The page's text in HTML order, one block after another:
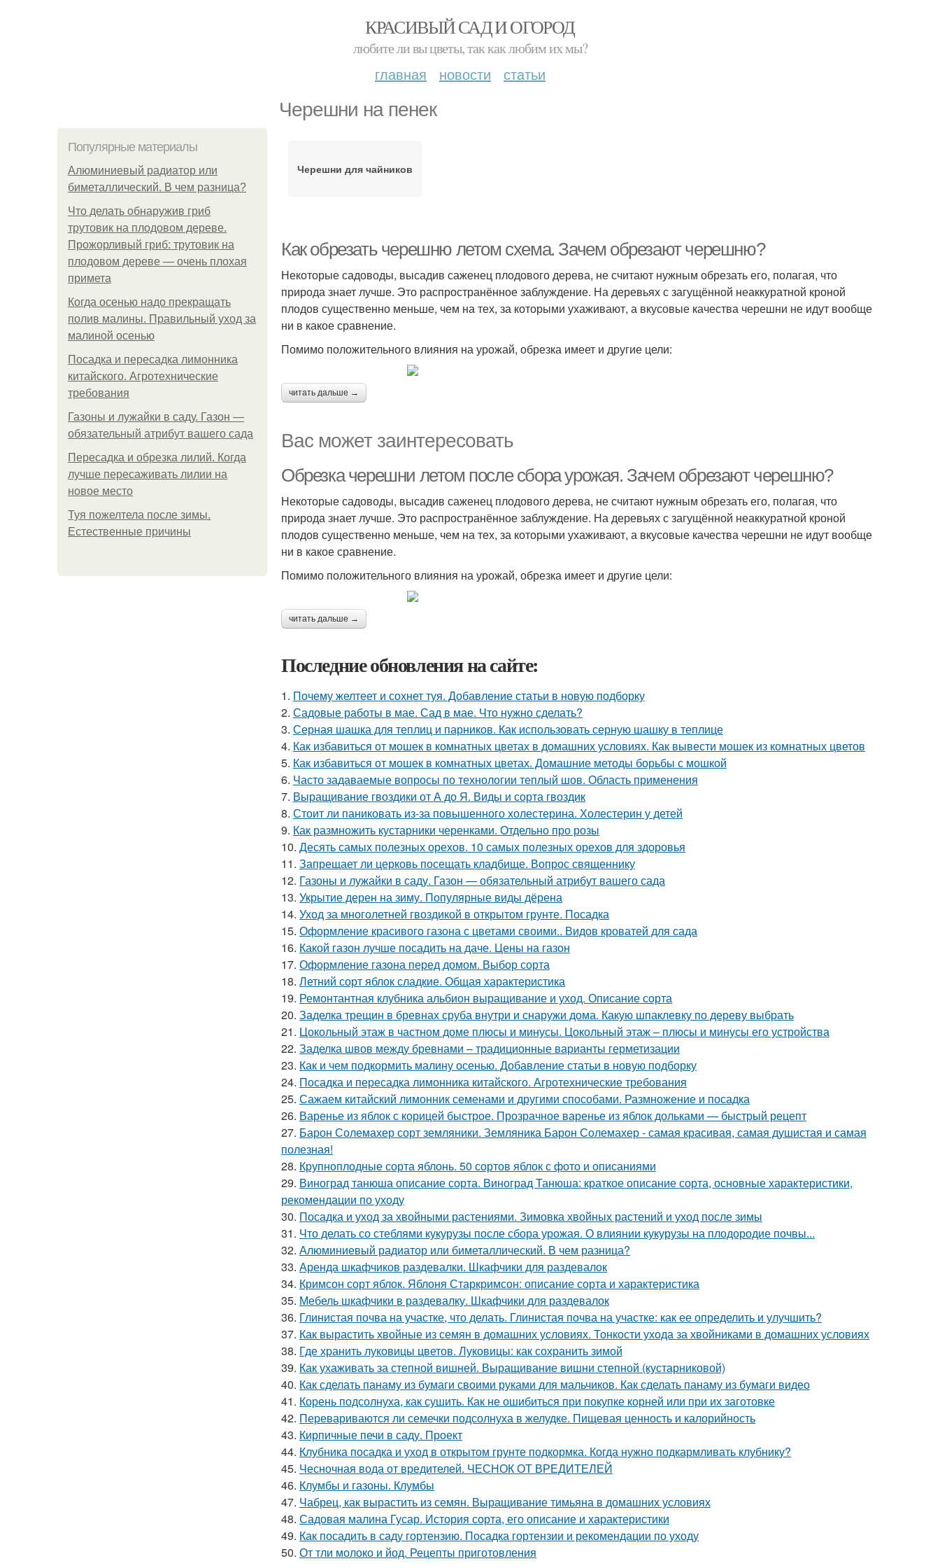
КРАСИВЫЙ САД И ОГОРОД
любите ли вы цветы, так как любим их мы?
главная новости статьи
Черешни на пенек
Популярные материалы
Алюминиевый радиатор или
биметаллический. В чем разница?
Что делать обнаружив гриб
трутовик на плодовом дереве.
Прожорливый гриб: трутовик на
плодовом дереве — очень плохая
примета
Когда осенью надо прекращать
полив малины. Правильный уход за
малиной осенью
Посадка и пересадка лимонника
китайского. Агротехнические
требования
Газоны и лужайки в саду. Газон —
обязательный атрибут вашего сада
Пересадка и обрезка лилий. Когда
лучше пересаживать лилии на
новое место
Туя пожелтела после зимы.
Естественные причины
Черешни для чайников
Как обрезать черешню летом схема. Зачем обрезают черешню?
Некоторые садоводы, высадив саженец плодового дерева, не считают нужным обрезать его, полагая, что
природа знает лучше. Это распространённое заблуждение. На деревьях с загущённой неаккуратной кроной
плодов существенно меньше, чем на тех, за которыми ухаживают, а вкусовые качества черешни не идут вообще
ни в какое сравнение.
Помимо положительного влияния на урожай, обрезка имеет и другие цели:
читать дальше →
Вас может заинтересовать
Обрезка черешни летом после сбора урожая. Зачем обрезают черешню?
Некоторые садоводы, высадив саженец плодового дерева, не считают нужным обрезать его, полагая, что
природа знает лучше. Это распространённое заблуждение. На деревьях с загущённой неаккуратной кроной
плодов существенно меньше, чем на тех, за которыми ухаживают, а вкусовые качества черешни не идут вообще
ни в какое сравнение.
Помимо положительного влияния на урожай, обрезка имеет и другие цели:
читать дальше →
Последние обновления на сайте:
1. Почему желтеет и сохнет туя. Добавление статьи в новую подборку
2. Садовые работы в мае. Сад в мае. Что нужно сделать?
3. Серная шашка для теплиц и парников. Как использовать серную шашку в теплице
4. Как избавиться от мошек в комнатных цветах в домашних условиях. Как вывести мошек из комнатных цветов
5. Как избавиться от мошек в комнатных цветах. Домашние методы борьбы с мошкой
6. Часто задаваемые вопросы по технологии теплый шов. Область применения
7. Выращивание гвоздики от А до Я. Виды и сорта гвоздик
8. Стоит ли паниковать из-за повышенного холестерина. Холестерин у детей
9. Как размножить кустарники черенками. Отдельно про розы
10. Десять самых полезных орехов. 10 самых полезных орехов для здоровья
11. Запрещает ли церковь посещать кладбище. Вопрос священнику
12. Газоны и лужайки в саду. Газон — обязательный атрибут вашего сада
13. Укрытие дерен на зиму. Популярные виды дёрена
14. Уход за многолетней гвоздикой в открытом грунте. Посадка
15. Оформление красивого газона с цветами своими.. Видов кроватей для сада
16. Какой газон лучше посадить на даче. Цены на газон
17. Оформление газона перед домом. Выбор сорта
18. Летний сорт яблок сладкие. Общая характеристика
19. Ремонтантная клубника альбион выращивание и уход. Описание сорта
20. Заделка трещин в бревнах сруба внутри и снаружи дома. Какую шпаклевку по дереву выбрать
21. Цокольный этаж в частном доме плюсы и минусы. Цокольный этаж – плюсы и минусы его устройства
22. Заделка швов между бревнами – традиционные варианты герметизации
23. Как и чем подкормить малину осенью. Добавление статьи в новую подборку
24. Посадка и пересадка лимонника китайского. Агротехнические требования
25. Сажаем китайский лимонник семенами и другими способами. Размножение и посадка
26. Варенье из яблок с корицей быстрое. Прозрачное варенье из яблок дольками — быстрый рецепт
27. Барон Солемахер сорт земляники. Земляника Барон Солемахер - самая красивая, самая душистая и самая
полезная!
28. Крупноплодные сорта яблонь. 50 сортов яблок с фото и описаниями
29. Виноград танюша описание сорта. Виноград Танюша: краткое описание сорта, основные характеристики,
рекомендации по уходу
30. Посадка и уход за хвойными растениями. Зимовка хвойных растений и уход после зимы
31. Что делать со стеблями кукурузы после сбора урожая. О влиянии кукурузы на плодородие почвы...
32. Алюминиевый радиатор или биметаллический. В чем разница?
33. Аренда шкафчиков раздевалки. Шкафчики для раздевалок
34. Кримсон сорт яблок. Яблоня Старкримсон: описание сорта и характеристика
35. Мебель шкафчики в раздевалку. Шкафчики для раздевалок
36. Глинистая почва на участке, что делать. Глинистая почва на участке: как ее определить и улучшить?
37. Как вырастить хвойные из семян в домашних условиях. Тонкости ухода за хвойниками в домашних условиях
38. Где хранить луковицы цветов. Луковицы: как сохранить зимой
39. Как ухаживать за степной вишней. Выращивание вишни степной (кустарниковой)
40. Как сделать панаму из бумаги своими руками для мальчиков. Как сделать панаму из бумаги видео
41. Корень подсолнуха, как сушить. Как не ошибиться при покупке корней или при их заготовке
42. Перевариваются ли семечки подсолнуха в желудке. Пищевая ценность и калорийность
43. Кирпичные печи в саду. Проект
44. Клубника посадка и уход в открытом грунте подкормка. Когда нужно подкармливать клубнику?
45. Чесночная вода от вредителей. ЧЕСНОК ОТ ВРЕДИТЕЛЕЙ
46. Клумбы и газоны. Клумбы
47. Чабрец, как вырастить из семян. Выращивание тимьяна в домашних условиях
48. Садовая малина Гусар. История сорта, его описание и характеристики
49. Как посадить в саду гортензию. Посадка гортензии и рекомендации по уходу
50. От тли молоко и йод. Рецепты приготовления